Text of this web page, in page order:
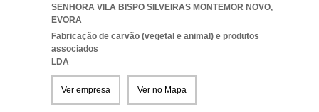
SENHORA VILA BISPO SILVEIRAS MONTEMOR NOVO,
EVORA
Fabricação de carvão (vegetal e animal) e produtos
associados
LDA
Ver empresa Ver no Mapa